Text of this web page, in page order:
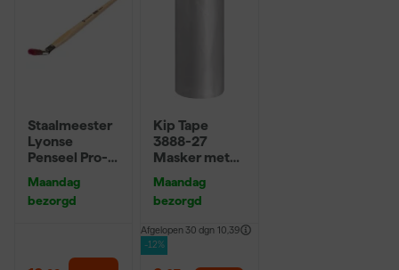
Staalmeester
Lyonse
Penseel Pro-
16
Maandag
bezorgd
Kip Tape
3888-27
Masker met
2,7 x 20m
Maandag
bezorgd
Afgelopen 30 dgn 10,39
-12%